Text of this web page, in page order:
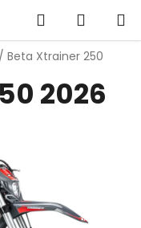
Hledat
KOŠÍK
/ Beta Xtrainer 250
2026